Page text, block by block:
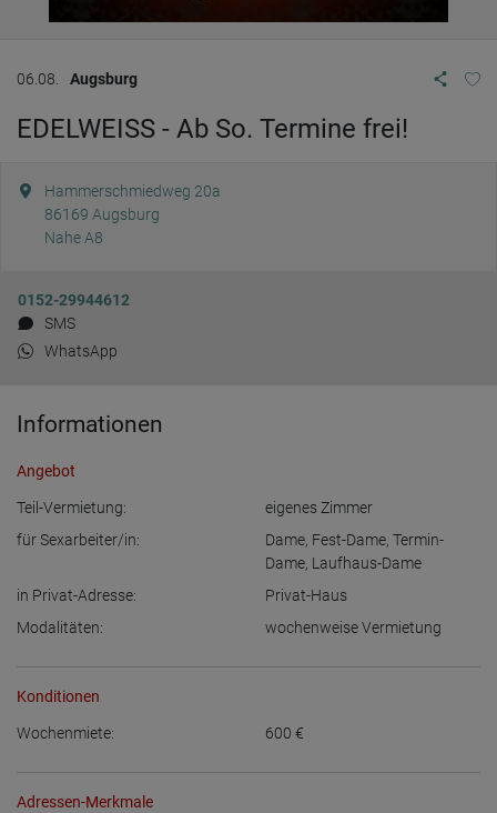
06.08. Augsburg
EDELWEISS - Ab So. Termine frei!
Hammerschmiedweg 20a
86169 Augsburg
Nahe A8
0152-29944612
SMS
WhatsApp
Informationen
Angebot
Teil-Vermietung:
eigenes Zimmer
für Sexarbeiter/in:
Dame, Fest-Dame, Termin-
Dame, Laufhaus-Dame
in Privat-Adresse:
Privat-Haus
Modalitäten:
wochenweise Vermietung
Konditionen
Wochenmiete: 600 €
Adressen-Merkmale